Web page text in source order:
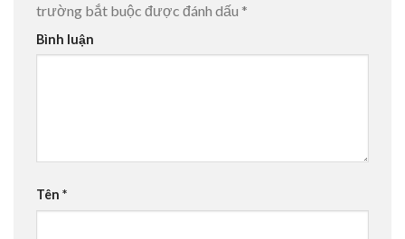
trường bắt buộc được đánh dấu *
Bình luận
Tên *